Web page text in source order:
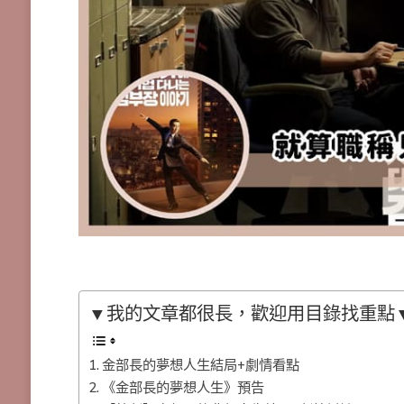
▼我的文章都很長，歡迎用目錄找重
金部長的夢想人生結局+劇情看點
《金部長的夢想人生》預告